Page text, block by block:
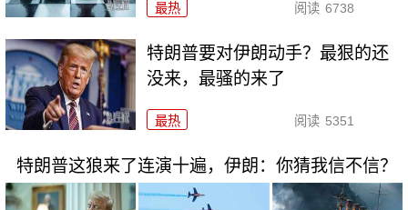
最热 阅读 6738
特朗普要对伊朗动手？最狠的还
没来，最骚的来了
最热 阅读 5351
特朗普这狼来了连演十遍，伊朗：你猜我信不信？